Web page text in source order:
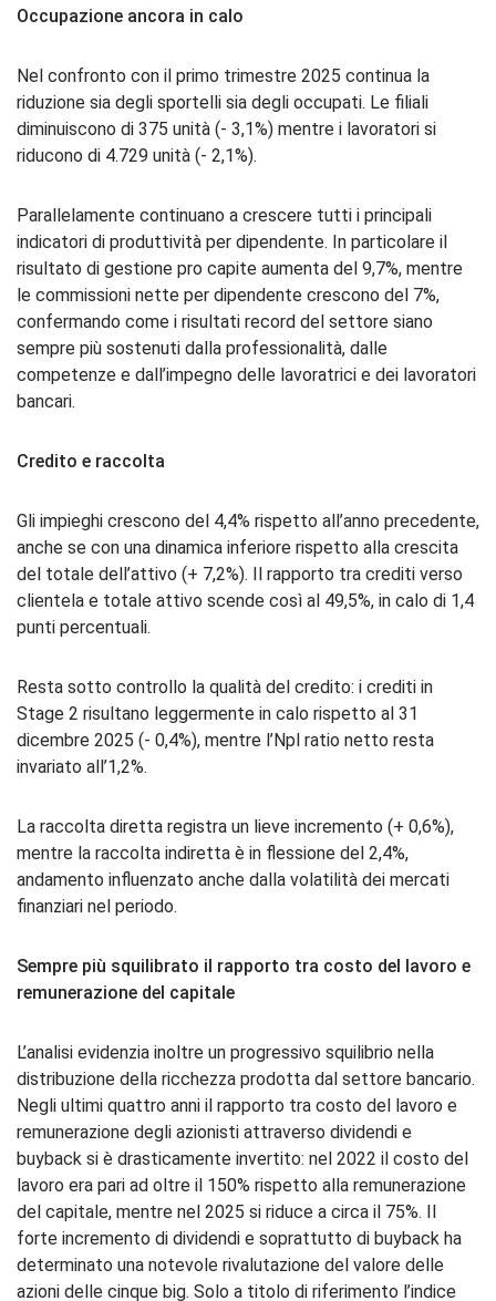
Occupazione ancora in calo
Nel confronto con il primo trimestre 2025 continua la
riduzione sia degli sportelli sia degli occupati. Le filiali
diminuiscono di 375 unità (- 3,1%) mentre i lavoratori si
riducono di 4.729 unità (- 2,1%).
Parallelamente continuano a crescere tutti i principali
indicatori di produttività per dipendente. In particolare il
risultato di gestione pro capite aumenta del 9,7%, mentre
le commissioni nette per dipendente crescono del 7%,
confermando come i risultati record del settore siano
sempre più sostenuti dalla professionalità, dalle
competenze e dall’impegno delle lavoratrici e dei lavoratori
bancari.
Credito e raccolta
Gli impieghi crescono del 4,4% rispetto all’anno precedente,
anche se con una dinamica inferiore rispetto alla crescita
del totale dell’attivo (+ 7,2%). Il rapporto tra crediti verso
clientela e totale attivo scende così al 49,5%, in calo di 1,4
punti percentuali.
Resta sotto controllo la qualità del credito: i crediti in
Stage 2 risultano leggermente in calo rispetto al 31
dicembre 2025 (- 0,4%), mentre l’Npl ratio netto resta
invariato all’1,2%.
La raccolta diretta registra un lieve incremento (+ 0,6%),
mentre la raccolta indiretta è in flessione del 2,4%,
andamento influenzato anche dalla volatilità dei mercati
finanziari nel periodo.
Sempre più squilibrato il rapporto tra costo del lavoro e
remunerazione del capitale
L’analisi evidenzia inoltre un progressivo squilibrio nella
distribuzione della ricchezza prodotta dal settore bancario.
Negli ultimi quattro anni il rapporto tra costo del lavoro e
remunerazione degli azionisti attraverso dividendi e
buyback si è drasticamente invertito: nel 2022 il costo del
lavoro era pari ad oltre il 150% rispetto alla remunerazione
del capitale, mentre nel 2025 si riduce a circa il 75%. Il
forte incremento di dividendi e soprattutto di buyback ha
determinato una notevole rivalutazione del valore delle
azioni delle cinque big. Solo a titolo di riferimento l’indice